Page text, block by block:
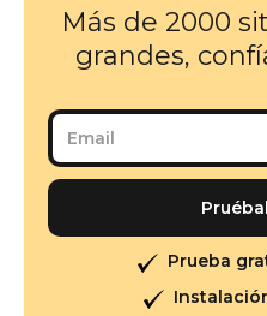
Más de 2000
grandes,
Prueba